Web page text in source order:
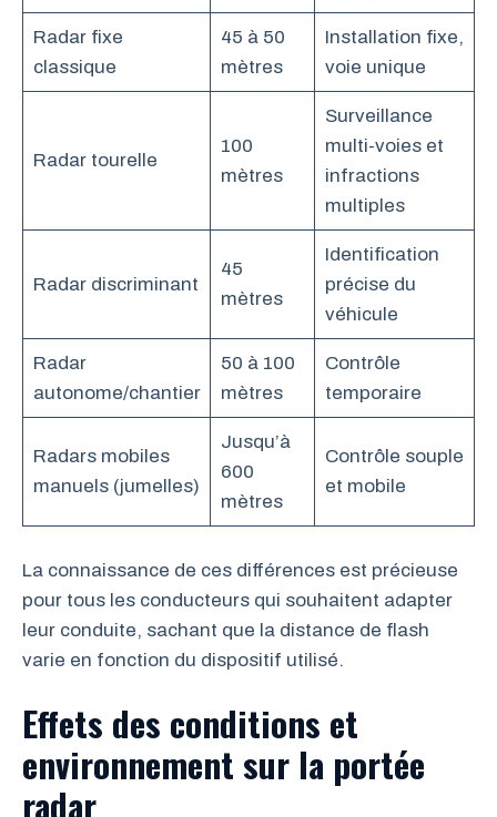
Radar fixe
classique
45 à 50
mètres
Installation fixe,
voie unique
Radar tourelle
100
mètres
Surveillance
multi-voies et
infractions
multiples
Radar discriminant
45
mètres
Identification
précise du
véhicule
Radar
autonome/chantier
50 à 100
mètres
Contrôle
temporaire
Radars mobiles
manuels (jumelles)
Jusqu’à
600
mètres
Contrôle souple
et mobile
La connaissance de ces différences est précieuse
pour tous les conducteurs qui souhaitent adapter
leur conduite, sachant que la distance de flash
varie en fonction du dispositif utilisé.
Effets des conditions et
environnement sur la portée
radar